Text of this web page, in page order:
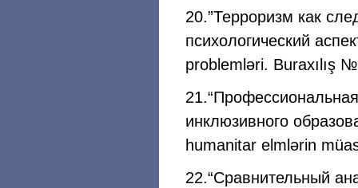
20.”Терроризм как
психологический
problemləri. Buraxılış
инклюзивного
humanitar elmlərin
22.“Сравнительный